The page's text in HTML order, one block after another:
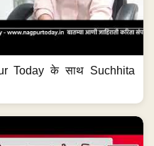
Today के साथ Suchhita